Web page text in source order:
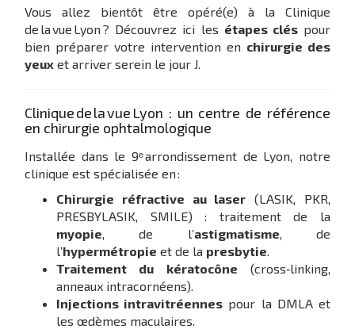
Vous allez bientôt être opéré(e) à la Clinique
de la vue Lyon ? Découvrez ici les étapes cléspour
bien préparer votre intervention en chirurgie des
yeux et arriver serein le jour J.
Clinique de la vue Lyon : un centre de référence
en chirurgie ophtalmologique
Installée dans le 9ᵉ arrondissement de Lyon, notre
clinique est spécialisée en :
Chirurgie réfractive au laser (LASIK, PKR,
PRESBYLASIK, SMILE) : traitement de la
myopie , de l’astigmatisme , de
l’hypermétropie et de la presbytie
Traitement du kératocône (cross‑linking,
anneaux intracornéens).
Injections intravitréennes pour la DMLA et
les œdèmes maculaires.